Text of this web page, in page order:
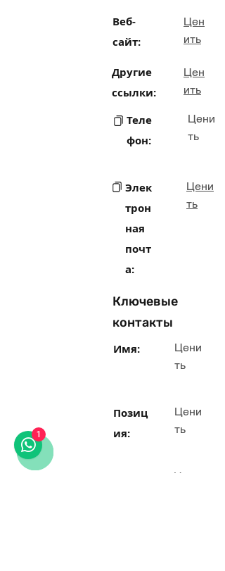
1
Веб-
сайт:
Цен
ить
Другие
ссылки:
Цен
ить
Теле
фон:
Цени
ть
Элек
трон
ная
почт
а:
Цени
ть
Ключевые
контакты
Имя:
Цени
ть
Позиц
ия:
Цени
ть
Цени